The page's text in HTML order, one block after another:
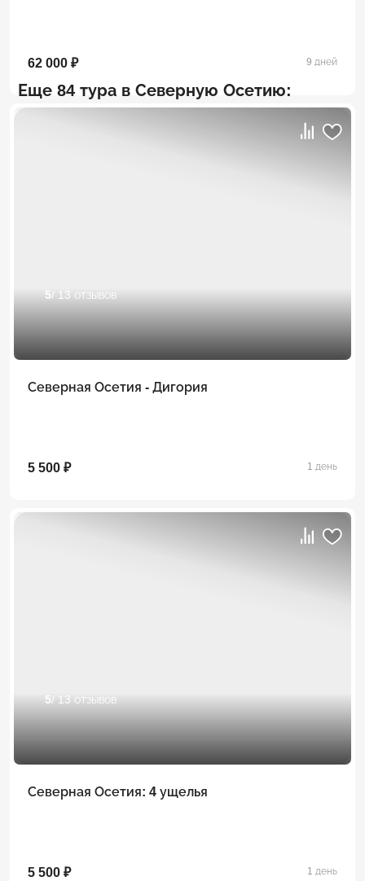
62 000 ₽ 9 дней
Еще 84 тура в Северную Осетию:
5/ 13 отзывов
Северная Осетия - Дигория
5 500 ₽ 1 день
5/ 13 отзывов
Северная Осетия: 4 ущелья
5 500 ₽ 1 день